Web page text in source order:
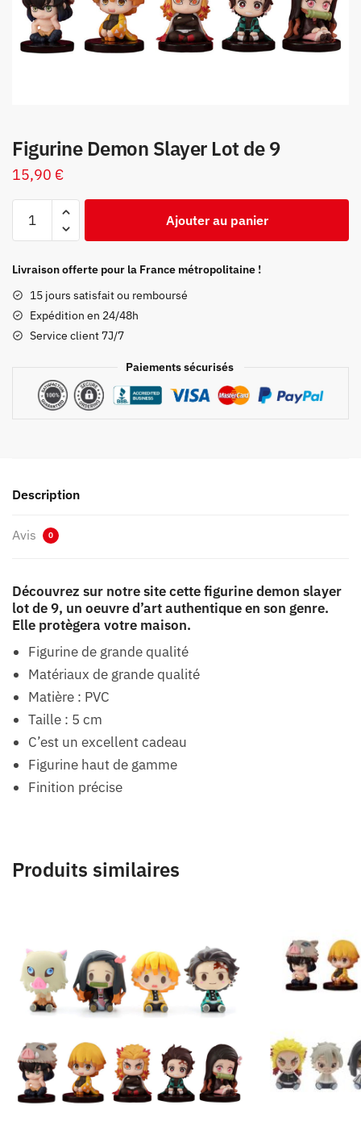
Figurine Demon Slayer Lot de 9
15,90 €
Demon
Lot
de
9
Ajouter au panier
Livraison offerte pour la France métropolitaine !
15 jours satisfait ou remboursé
Expédition en 24/48h
Service client 7J/7
Paiements sécurisés
Description
Avis 0
Découvrez sur notre site cette figurine demon slayer
lot de 9, un oeuvre d’art authentique en son genre.
Elle protègera votre maison.
Figurine de grande qualité
Matériaux de grande qualité
Matière : PVC
Taille : 5 cm
C’est un excellent cadeau
Figurine haut de gamme
Finition précise
Produits similaires